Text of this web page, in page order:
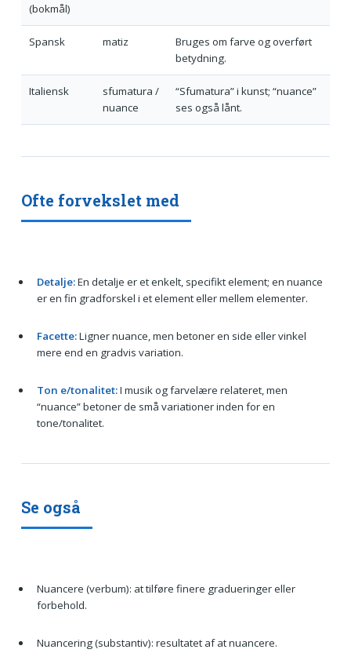
(bokmål)
Spansk matiz
Bruges om farve og overført
betydning.
Italiensk
sfumatura /
nuance
“Sfumatura” i kunst; “nuance”
ses også lånt.
Ofte forvekslet med
Detalje:En detalje er et enkelt, specifikt element; en nuance
er en fin gradforskel i et element eller mellem elementer.
Facette:Ligner nuance, men betoner en side eller vinkel
mere end en gradvis variation.
Ton e/tonalitet:I musik og farvelære relateret, men
“nuance” betoner de små variationer inden for en
tone/tonalitet.
Se også
Nuancere (verbum): at tilføre finere gradueringer eller
forbehold.
Nuancering (substantiv): resultatet af at nuancere.